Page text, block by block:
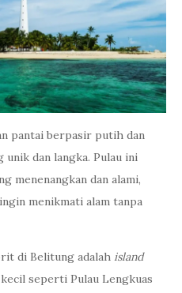
pantai berpasir putih dan
unik dan langka. Pulau ini
menenangkan dan alami,
menikmati alam tanpa
di Belitung adalah island
seperti Pulau Lengkuas